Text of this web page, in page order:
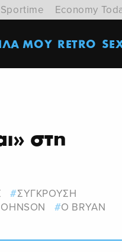
Sportime Economy
ΜΟΥ RETRO
στη
ΣΥΓΚΡΟΥΣΗ
O BRYAN